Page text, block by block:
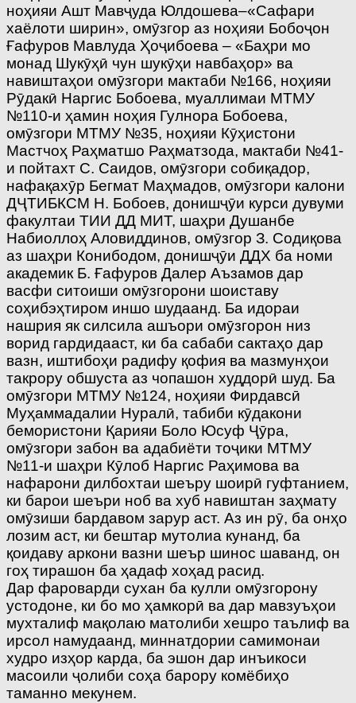
Дар фароварди сухан ба кулли омӯзгорону
устодоне, ки бо мо ҳамкорӣ ва дар мавзуъҳои
мухталиф мақолаю матолиби хешро таълиф ва
ирсол намудаанд, миннатдории самимонаи
худро изҳор карда, ба эшон дар инъикоси
масоили ҷолиби соҳа барору комёбиҳо
таманно мекунем.